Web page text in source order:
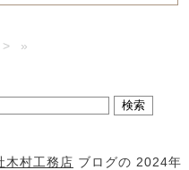
> »
木村工務店 ブログの 2024年